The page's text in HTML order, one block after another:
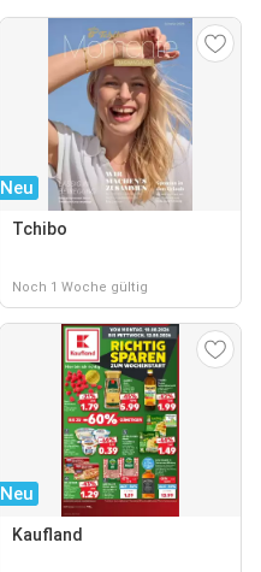
Neu
Tchibo
Noch 1 Woche gültig
Neu
Kaufland